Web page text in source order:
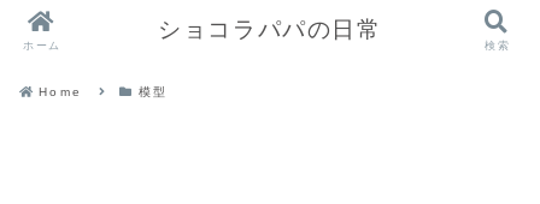
Home 模型
ホーム
ショコラパパの日常
検索